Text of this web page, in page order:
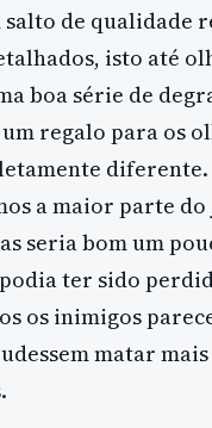
de qualidade
isto até
boa série de
regalo para os
a maior parte
seria bom um
ter sido
os inimigos
matar